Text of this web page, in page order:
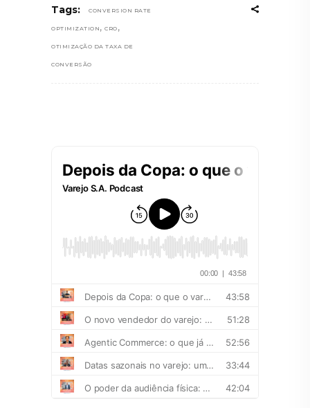
Tags: CONVERSION RATE
OPTIMIZATION , CRO ,
OTIMIZAÇÃO DA TAXA DE
CONVERSÃO